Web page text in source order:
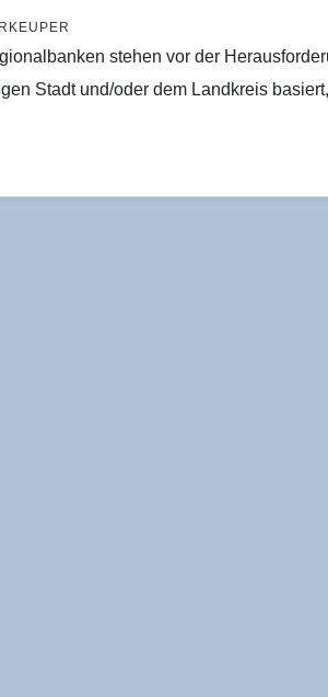
RKEUPER
stehen vor der
Stadt und/oder dem Landkreis